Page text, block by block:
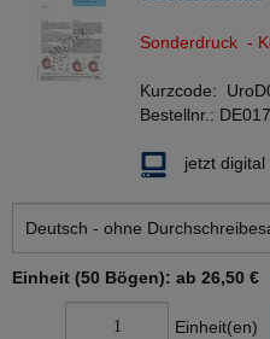
Sonderdruck -
Kurzcode:
Bestellnr.:
jetzt
Einheit (50 Bögen): ab 26,50 €
Einheit(en)